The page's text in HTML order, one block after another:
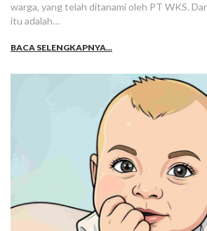
warga, yang telah ditanami oleh PT WKS.
itu adalah…
BACA SELENGKAPNYA...